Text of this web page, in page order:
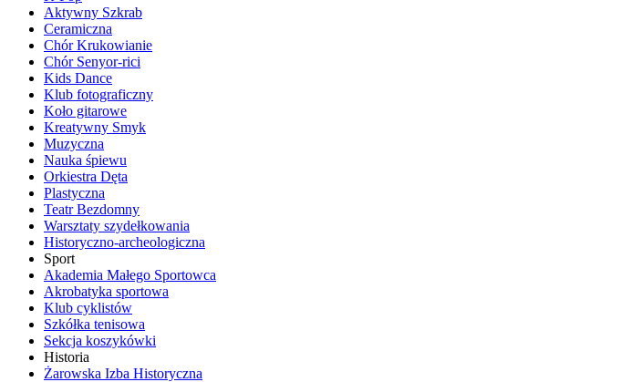
Aktywny Szkrab
Ceramiczna
Chór Krukowianie
Chór Senyor-rici
Kids Dance
Klub fotograficzny
Koło gitarowe
Kreatywny Smyk
Muzyczna
Nauka śpiewu
Orkiestra Dęta
Plastyczna
Teatr Bezdomny
Warsztaty szydełkowania
Historyczno-archeologiczna
Sport
Akademia Małego Sportowca
Akrobatyka sportowa
Klub cyklistów
Szkółka tenisowa
Sekcja koszykówki
Historia
Żarowska Izba Historyczna